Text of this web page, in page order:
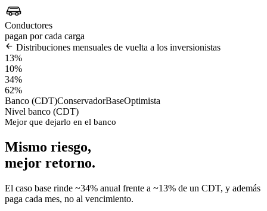
Conductores
pagan por cada carga
Distribuciones mensuales de vuelta a los inversionistas
13%
10%
34%
62%
Banco (CDT)ConservadorBaseOptimista
Nivel banco (CDT)
Mejor que dejarlo en el banco
Mismo riesgo,
mejor retorno.
El caso base rinde ~34% anual frente a ~13% de un CDT, y además
paga cada mes, no al vencimiento.